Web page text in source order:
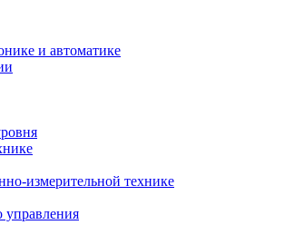
и автоматике
измерительной технике
управления